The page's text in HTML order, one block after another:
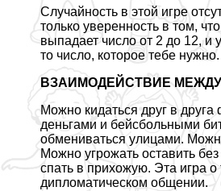
Случайность в этой игре
только уверенность в том,
выпадает число от 2 до 12, и
то число, которое тебе нужно.
ВЗАИМОДЕЙСТВИЕ
Можно кидаться друг в
деньгами и бейсбольными
обмениваться улицами.
Можно угрожать оставить
спать в прихожую. Эта игра о
дипломатическом общении.